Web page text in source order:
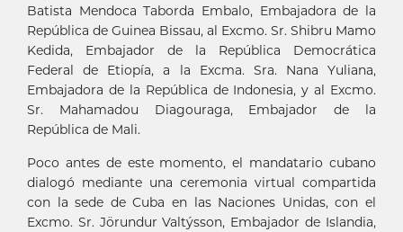
Batista Mendoca Taborda Embalo, Embajadora de la
República de Guinea Bissau, al Excmo. Sr. Shibru Mamo
Kedida, Embajador de la República Democrática
Federal de Etiopía, a la Excma. Sra. Nana Yuliana,
Embajadora de la República de Indonesia, y al Excmo.
Sr. Mahamadou Diagouraga, Embajador de la
República de Mali.
Poco antes de este momento, el mandatario cubano
dialogó mediante una ceremonia virtual compartida
con la sede de Cuba en las Naciones Unidas, con el
Excmo. Sr. Jörundur Valtýsson, Embajador de Islandia,